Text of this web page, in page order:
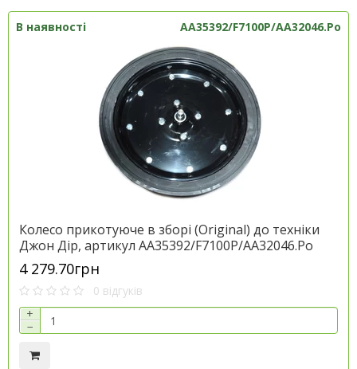
В наявності AA35392/F7100P/AA32046.Po
Колесо прикотуюче в зборі (Original) до техніки
Джон Дір, артикул AA35392/F7100P/AA32046.Po
4 279.70грн
0 відгуків
+
−